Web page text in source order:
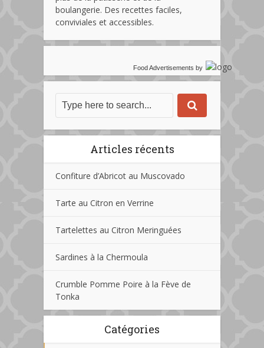
boulangerie. Des recettes faciles,
conviviales et accessibles.
Food Advertisements by
Articles récents
Confiture d’Abricot au Muscovado
Tarte au Citron en Verrine
Tartelettes au Citron Meringuées
Sardines à la Chermoula
Crumble Pomme Poire à la Fève de
Tonka
Catégories